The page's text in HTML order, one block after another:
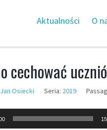
Aktualności O
cechować
Jan Osiecki Seria: 2019